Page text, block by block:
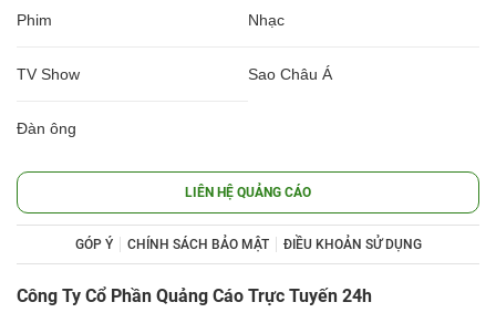
Phim Nhạc
TV Show Sao Châu Á
Đàn ông
LIÊN HỆ QUẢNG CÁO
GÓP Ý CHÍNH SÁCH BẢO MẬT ĐIỀU KHOẢN SỬ DỤNG
Công Ty Cổ Phần Quảng Cáo Trực Tuyến 24h